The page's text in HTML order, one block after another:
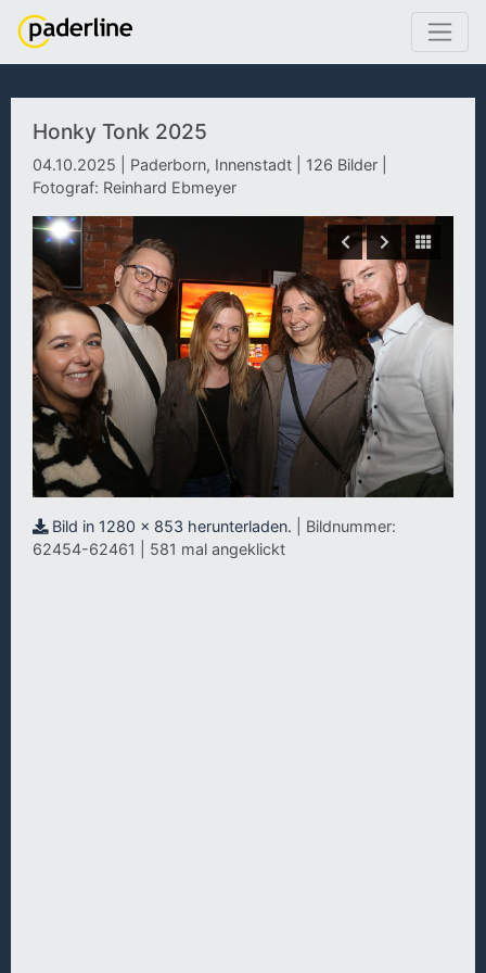
Honky Tonk 2025
04.10.2025 | Paderborn, Innenstadt | 126 Bilder |
Fotograf: Reinhard Ebmeyer
Bild in 1280 x 853 herunterladen.
| Bildnummer:
62454-62461 | 581 mal angeklickt